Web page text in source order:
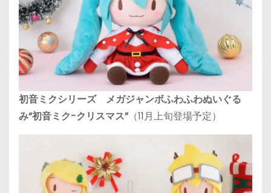
初音ミクシリーズ メガジャンボふわふわぬいぐる
み“初音ミク-クリスマス”（11月上旬登場予定）